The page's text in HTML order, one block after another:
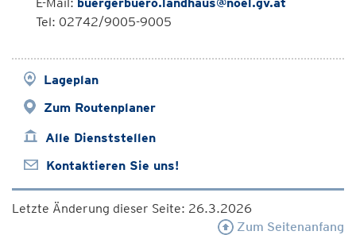
Tel: 02742/9005-9005
Lageplan
Zum Routenplaner
Alle Dienststellen
Kontaktieren Sie uns!
Letzte Änderung dieser Seite: 26.3.2026
Zum Seitenanfang